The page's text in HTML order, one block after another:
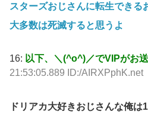
スターズおじさんに転生できる
大多数は死滅すると思うよ
16: 以下、＼(^o^)／でVIPがお
21:53:05.889 ID:/AIRXPphK.net
ドリアカ大好きおじさんな俺